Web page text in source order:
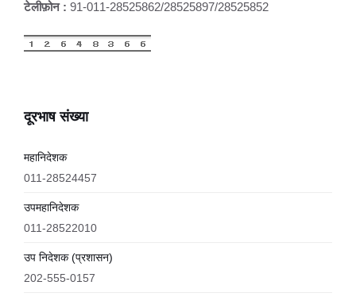
टेलीफ़ोन : 91-011-28525862/28525897/28525852
दूरभाष संख्या
महानिदेशक
011-28524457
उपमहानिदेशक
011-28522010
उप निदेशक (प्रशासन)
202-555-0157